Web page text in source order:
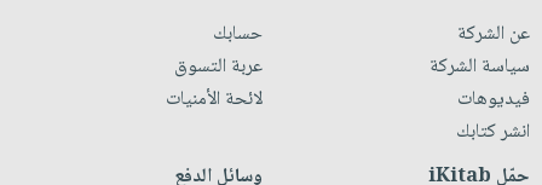
عن الشركة
سياسة الشركة
فيديوهات
انشر كتابك
حسابك
عربة التسوق
لائحة الأمنيات
حمّل iKitab وسائل الدفع